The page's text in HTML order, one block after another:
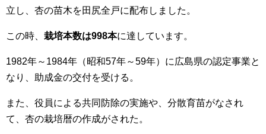
立し、杏の苗木を田尻全戸に配布しました。
この時、 栽培本数は998本に達しています。
1982年～1984年（昭和57年～59年）に広島県の認定事業と
なり、助成金の交付を受ける。
また、役員による共同防除の実施や、分散育苗がなされ
て、杏の栽培暦の作成がされた。